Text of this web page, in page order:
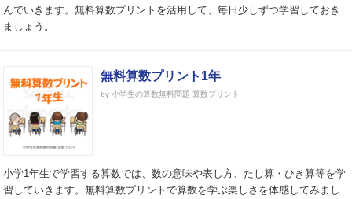
んでいきます。無料算数プリントを活用して、毎日少しずつ学習しておき
ましょう。
無料算数プリント1年
by 小学生の算数無料問題 算数プリント
小学1年生で学習する算数では、数の意味や表し方、たし算・ひき算等を学
習していきます。無料算数プリントで算数を学ぶ楽しさを体感してみまし